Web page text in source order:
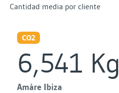
Cantidad media por cliente
CO2
6,541 Kg
Amàre Ibiza